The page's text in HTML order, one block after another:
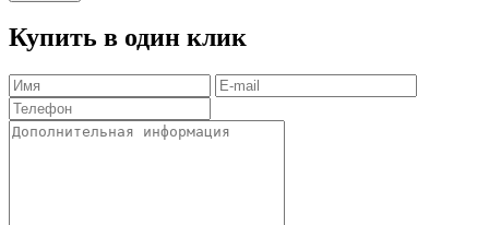
Купить в один клик